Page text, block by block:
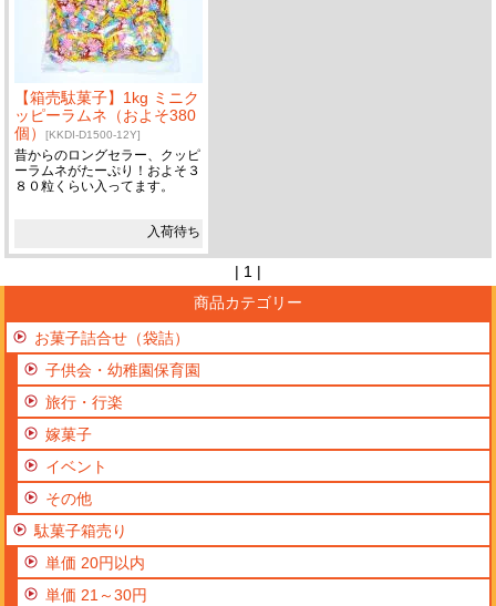
【箱売駄菓子】1kg ミニク
ッピーラムネ（およそ380
個）[KKDI-D1500-12Y]
昔からのロングセラー、クッピ
ーラムネがたーぷり！およそ３
８０粒くらい入ってます。
入荷待ち
| 1 |
商品カテゴリー
お菓子詰合せ（袋詰）
子供会・幼稚園保育園
旅行・行楽
嫁菓子
イベント
その他
駄菓子箱売り
単価 20円以内
単価 21～30円